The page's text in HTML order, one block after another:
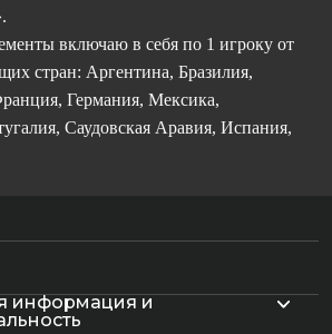
включаю в себя по 1 игроку от
стран: Аргентина, Бразилия,
Германия, Мексика,
Саудовская Аравия, Испания,
информация и